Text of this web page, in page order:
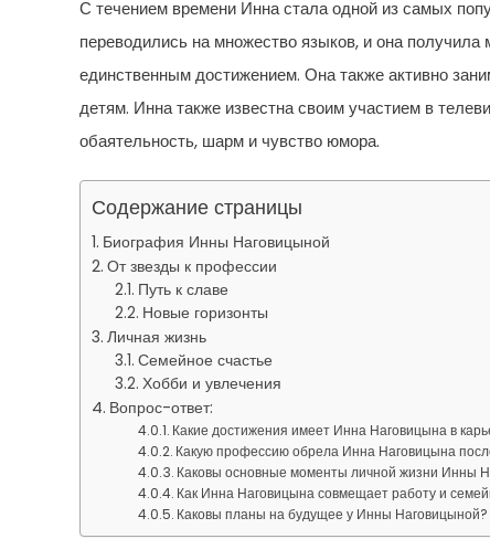
С течением времени Инна стала одной из самых
переводились на множество языков, и она
единственным достижением. Она также активно
детям. Инна также известна своим участием в
обаятельность, шарм и чувство юмора.
Содержание страницы
Биография Инны Наговицыной
От звезды к профессии
Путь к славе
Новые горизонты
Личная жизнь
Семейное счастье
Хобби и увлечения
Вопрос-ответ:
Какие достижения имеет Инна Наговицына в
Какую профессию обрела Инна Наговицына
Каковы основные моменты личной жизни Инны
Как Инна Наговицына совмещает работу и
Каковы планы на будущее у Инны Наговицыной?